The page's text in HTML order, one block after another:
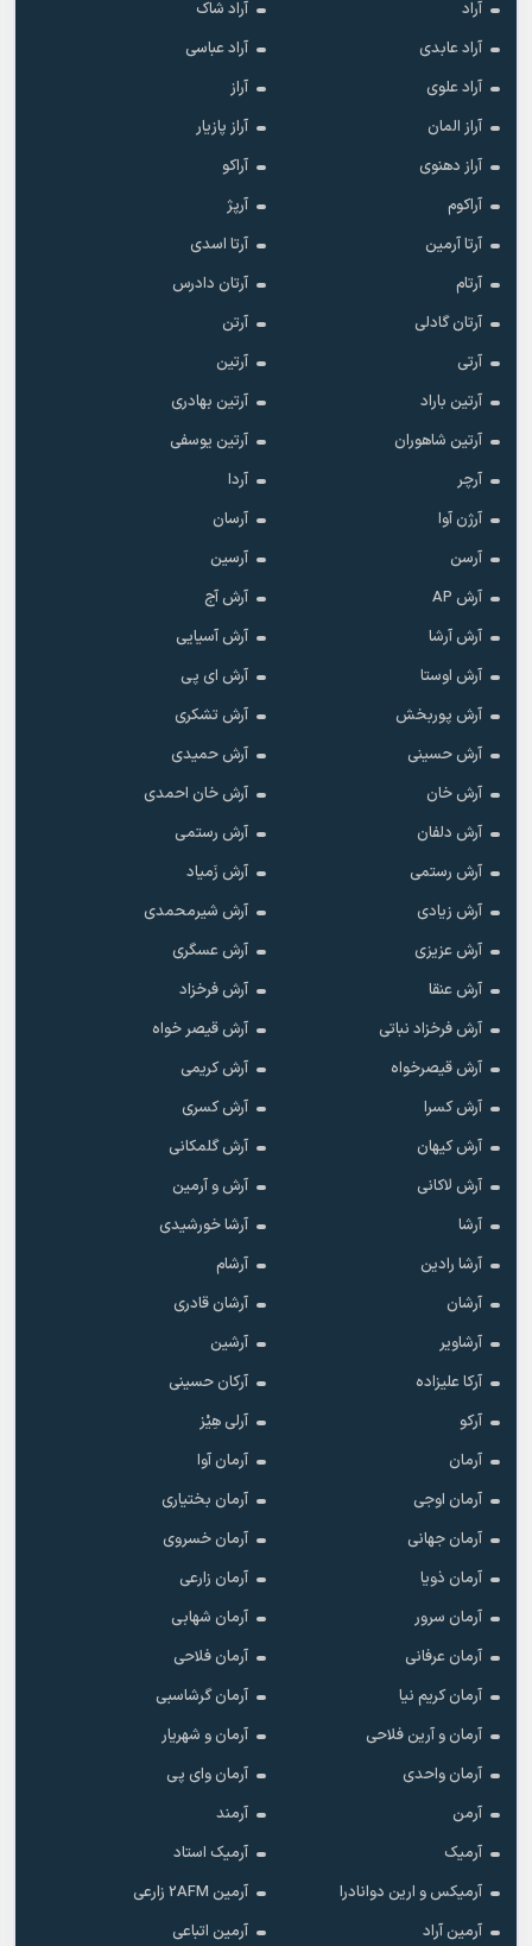
آراد
آراد شاک
آراد عابدی
آراد عباسی
آراد علوی
آراز
آراز المان
آراز پازیار
آراز دهنوی
آراکو
آراکوم
آرپژ
آرتا آرمین
آرتا اسدی
آرتام
آرتان دادرس
آرتان گادلی
آرتن
آرتی
آرتین
آرتین باراد
آرتین بهادری
آرتین شاهوران
آرتین یوسفی
آرچر
آردا
آرژن آوا
آرسان
آرسن
آرسین
آرش AP
آرش آج
آرش آرشا
آرش آسیایی
آرش اوستا
آرش ای پی
آرش پوربخش
آرش تشکری
آرش حسینی
آرش حمیدی
آرش خان
آرش خان احمدی
آرش دلفان
آرش رستمى
آرش رستمی
آرش زَمیاد
آرش زیادی
آرش شیرمحمدی
آرش عزیزی
آرش عسگری
آرش عنقا
آرش فرخزاد
آرش فرخزاد نباتی
آرش قیصر خواه
آرش قیصرخواه
آرش کریمی
آرش کسرا
آرش کسری
آرش کیهان
آرش گلمکانی
آرش لاکانی
آرش و آرمین
آرشا
آرشا خورشیدی
آرشا رادین
آرشام
آرشان
آرشان قادری
آرشاویر
آرشین
آرکا علیزاده
آرکان حسینی
آرکو
آرلی هِیْز
آرمان
آرمان آوا
آرمان اوجی
آرمان بختیاری
آرمان جهانی
آرمان خسروی
آرمان ذویا
آرمان زارعی
آرمان سرور
آرمان شهابی
آرمان عرفانی
آرمان فلاحی
آرمان کریم نیا
آرمان گرشاسبی
آرمان و آرین فلاحی
آرمان و شهریار
آرمان واحدی
آرمان وای پی
آرمن
آرمند
آرمیک
آرمیک استاد
آرمیکس و ارین دوانادرا
آرمین 2AFM زارعی
آرمین آراد
آرمین اتباعی